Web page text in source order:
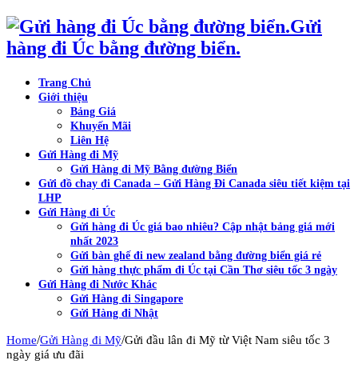
Gửi
hàng đi Úc bằng đường biển.
Trang Chủ
Giới thiệu
Bảng Giá
Khuyến Mãi
Liên Hệ
Gửi Hàng đi Mỹ
Gửi Hàng đi Mỹ Bằng đường Biển
Gửi đồ chay đi Canada – Gửi Hàng Đi Canada siêu tiết kiệm tại
LHP
Gửi Hàng đi Úc
Gửi hàng đi Úc giá bao nhiêu? Cập nhật bảng giá mới
nhất 2023
Gửi bàn ghế đi new zealand bằng đường biển giá rẻ
Gửi hàng thực phẩm đi Úc tại Cần Thơ siêu tốc 3 ngày
Gửi Hàng đi Nước Khác
Gửi Hàng đi Singapore
Gửi Hàng đi Nhật
Home/Gửi Hàng đi Mỹ/Gửi đầu lân đi Mỹ từ Việt Nam siêu tốc 3
ngày giá ưu đãi